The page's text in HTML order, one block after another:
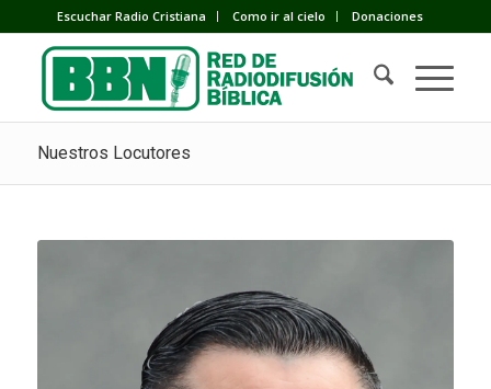
Escuchar Radio Cristiana Como ir al cielo Donaciones
Nuestros Locutores